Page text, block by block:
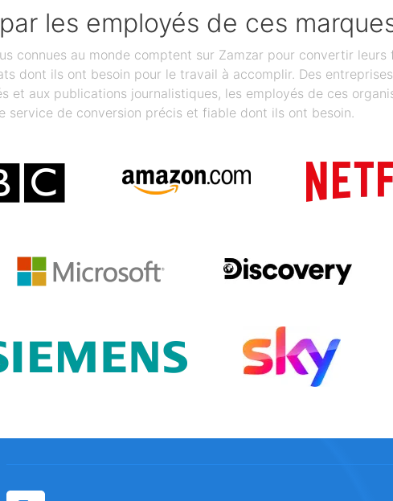
les employés de ces
connues au monde comptent sur Zamzar pour convertir
dont ils ont besoin pour le travail à accomplir. Des
et aux publications journalistiques, les employés de ces
service de conversion précis et fiable dont ils ont besoin.